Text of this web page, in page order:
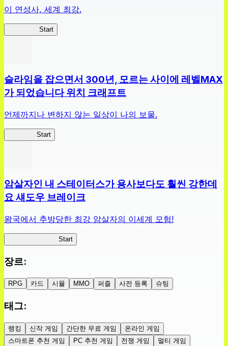
이 연성사, 세계 최강.
Start
슬라임을 잡으면서 300년, 모르는 사이에 레벨MAX
가 되었습니다 위치 크래프트
언제까지나 변하지 않는 일상이 나의 보물.
Start
암살자인 내 스테이터스가 용사보다도 훨씬 강한데
요 섀도우 브레이크
왕국에서 추방당한 최강 암살자의 이세계 모험!
Start
장르:
RPG 카드 시뮬 MMO 퍼즐 사전 등록 슈팅
태그:
랭킹 신작 게임 간단한 무료 게임
온라인 게임
스마트폰 추천 게임
PC 추천 게임 전쟁 게임 멀티 게임